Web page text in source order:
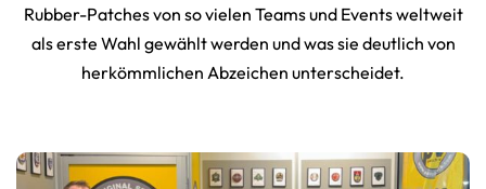
Rubber-Patches von so vielen Teams und Events weltweit
als erste Wahl gewählt werden und was sie deutlich von
herkömmlichen Abzeichen unterscheidet.